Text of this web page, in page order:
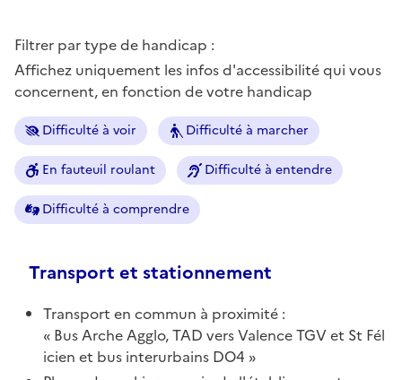
Filtrer par type de handicap :
Affichez uniquement les infos d'accessibilité qui vous
concernent, en fonction de votre handicap
Difficulté à voir Difficulté à marcher
En fauteuil roulant Difficulté à entendre
Difficulté à comprendre
Transport et stationnement
Transport en commun à proximité :
Bus Arche Agglo, TAD vers Valence TGV et St Fél
icien et bus interurbains DO4